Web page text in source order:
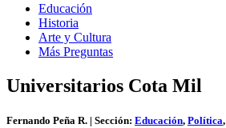
Educación
Historia
Arte y Cultura
Más Preguntas
Universitarios Cota Mil
Fernando Peña R. | Sección: Educación, Política,